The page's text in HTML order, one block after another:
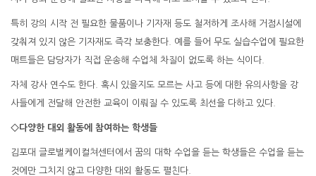
특히 강의 시작 전 필요한 물품이나 기자재 등도 철저하게 조사해 거점시설에
갖춰져 있지 않은 기자재도 즉각 보충한다. 예를 들어 무도 실습수업에 필요한
매트들은 담당자가 직접 운송해 수업체 차질이 없도록 하는 식이다.
자체 강사 연수도 한다. 혹시 있을지도 모르는 사고 등에 대한 유의사항을 강
사들에게 전달해 안전한 교육이 이뤄질 수 있도록 최선을 다하고 있다.
◇다양한 대외 활동에 참여하는 학생들
김포대 글로벌케이컬쳐센터에서 꿈의 대학 수업을 듣는 학생들은 수업을 듣는
것에만 그치지 않고 다양한 대외 활동도 펼친다.